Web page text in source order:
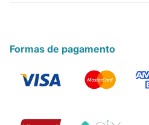
Formas de pagamento